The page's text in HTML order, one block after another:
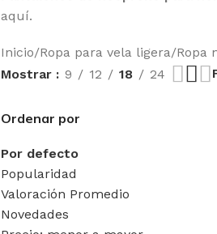
aquí.
Inicio/Ropa para vela ligera/Ropa
Mostrar
9 12 18 24
Ordenar por
Por defecto
Popularidad
Valoración Promedio
Novedades